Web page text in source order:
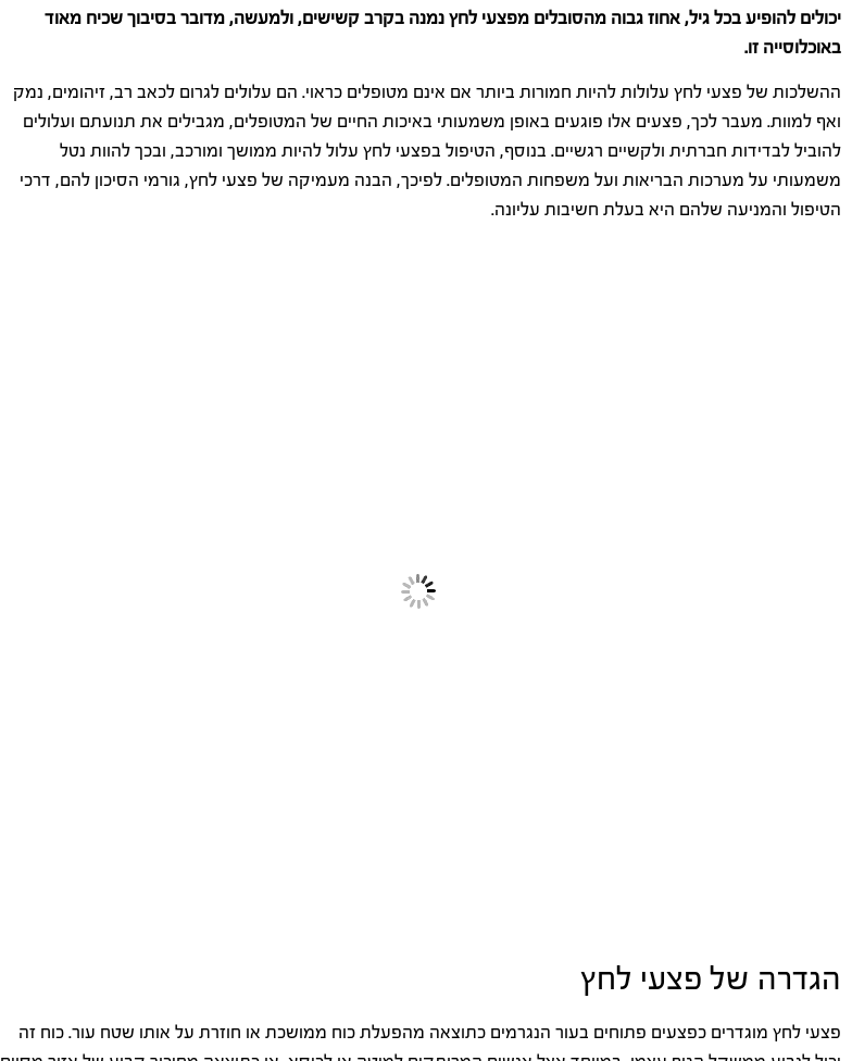
יכולים להופיע בכל גיל, אחוז גבוה מהסובלים מפצעי לחץ נמנה בקרב קשישים, ולמעשה, מדובר בסיבוך שכיח מאוד
באוכלוסייה זו.
ההשלכות של פצעי לחץ עלולות להיות חמורות ביותר אם אינם מטופלים כראוי. הם עלולים לגרום לכאב רב, זיהומים, נמק
ואף למוות. מעבר לכך, פצעים אלו פוגעים באופן משמעותי באיכות החיים של המטופלים, מגבילים את תנועתם ועלולים
להוביל לבדידות חברתית ולקשיים רגשיים. בנוסף, הטיפול בפצעי לחץ עלול להיות ממושך ומורכב, ובכך להוות נטל
משמעותי על מערכות הבריאות ועל משפחות המטופלים. לפיכך, הבנה מעמיקה של פצעי לחץ, גורמי הסיכון להם, דרכי
הטיפול והמניעה שלהם היא בעלת חשיבות עליונה.
הגדרה של פצעי לחץ
פצעי לחץ מוגדרים כפצעים פתוחים בעור הנגרמים כתוצאה מהפעלת כוח ממושכת או חוזרת על אותו שטח עור. כוח זה